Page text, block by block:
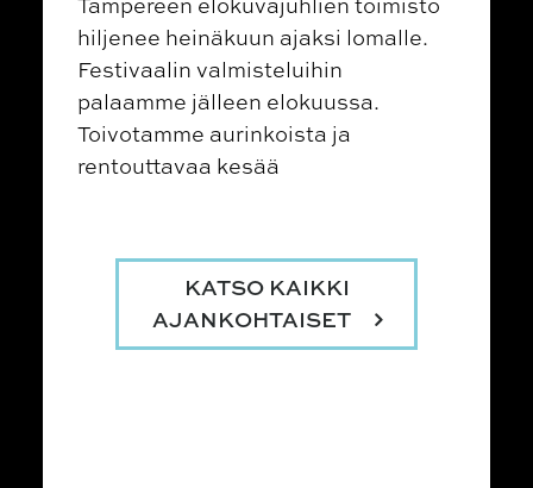
hiljenee heinäkuun ajaksi lomalle.
Festivaalin valmisteluihin
palaamme jälleen elokuussa.
Toivotamme aurinkoista ja
rentouttavaa kesää
KATSO KAIKKI
AJANKOHTAISET